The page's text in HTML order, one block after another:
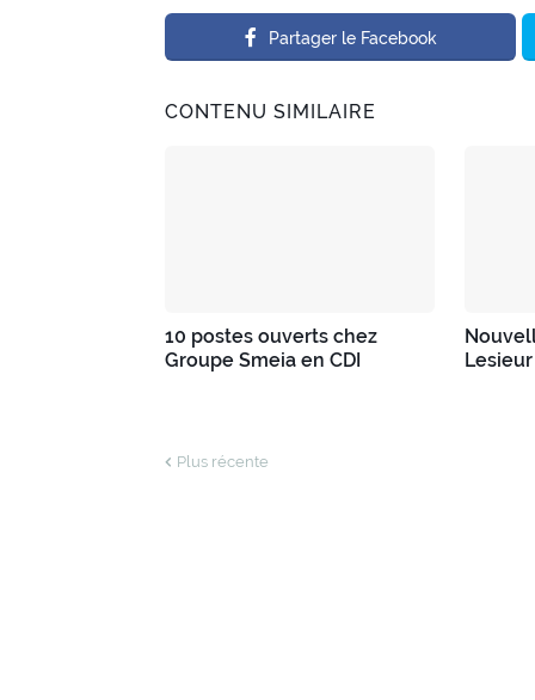
Partager le Facebook
CONTENU SIMILAIRE
10 postes ouverts chez
Groupe Smeia en CDI
Plus récente